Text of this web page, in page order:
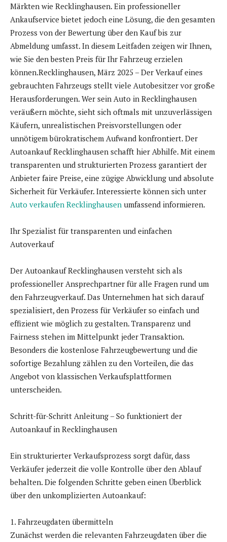
Märkten wie Recklinghausen. Ein professioneller
Ankaufservice bietet jedoch eine Lösung, die den gesamten
Prozess von der Bewertung über den Kauf bis zur
Abmeldung umfasst. In diesem Leitfaden zeigen wir Ihnen,
wie Sie den besten Preis für Ihr Fahrzeug erzielen
können.Recklinghausen, März 2025 – Der Verkauf eines
gebrauchten Fahrzeugs stellt viele Autobesitzer vor große
Herausforderungen. Wer sein Auto in Recklinghausen
veräußern möchte, sieht sich oftmals mit unzuverlässigen
Käufern, unrealistischen Preisvorstellungen oder
unnötigem bürokratischem Aufwand konfrontiert. Der
Autoankauf Recklinghausen schafft hier Abhilfe. Mit einem
transparenten und strukturierten Prozess garantiert der
Anbieter faire Preise, eine zügige Abwicklung und absolute
Sicherheit für Verkäufer. Interessierte können sich unter
Auto verkaufen Recklinghausen umfassend informieren.
Ihr Spezialist für transparenten und einfachen
Autoverkauf
Der Autoankauf Recklinghausen versteht sich als
professioneller Ansprechpartner für alle Fragen rund um
den Fahrzeugverkauf. Das Unternehmen hat sich darauf
spezialisiert, den Prozess für Verkäufer so einfach und
effizient wie möglich zu gestalten. Transparenz und
Fairness stehen im Mittelpunkt jeder Transaktion.
Besonders die kostenlose Fahrzeugbewertung und die
sofortige Bezahlung zählen zu den Vorteilen, die das
Angebot von klassischen Verkaufsplattformen
unterscheiden.
Schritt-für-Schritt Anleitung – So funktioniert der
Autoankauf in Recklinghausen
Ein strukturierter Verkaufsprozess sorgt dafür, dass
Verkäufer jederzeit die volle Kontrolle über den Ablauf
behalten. Die folgenden Schritte geben einen Überblick
über den unkomplizierten Autoankauf:
1. Fahrzeugdaten übermitteln
Zunächst werden die relevanten Fahrzeugdaten über die